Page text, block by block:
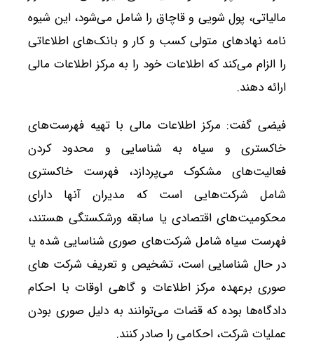
مالیاتی، پول شویی و قاچاق را شامل می‌شود، این شیوه
نامه نهادهای متولی کسب و کار و بانک‌های اطلاعاتی
را الزام می‌کند که اطلاعات خود را به مرکز اطلاعات مالی
ارائه دهند.
فیضی گفت: مرکز اطلاعات مالی با تهیه فهرست‌های
خاکستری و سیاه به شناسایی و محدود کردن
فعالیت‌های مشکوک می‌پردازد، فهرست خاکستری
شامل شرکت‌هایی است که مدیران آنها دارای
محکومیت‌های اقتصادی یا سابقه ورشکستگی هستند،
فهرست سیاه شامل شرکت‌های صوری شناسایی شده یا
در حال شناسایی است، تشخیص و تعریف شرکت های
صوری برعهده مرکز اطلاعات و گاهی اوقات با احکام
دادگاه‌ها بوده که قضات می‌توانند به دلیل صوری بودن
عملیات شرکت، احکامی را صادر کنند.